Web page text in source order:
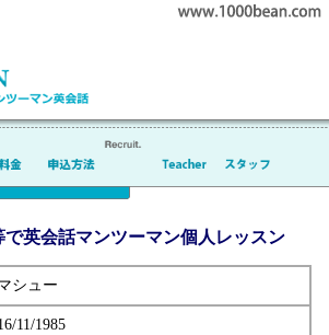
で英会話マンツーマン個人レッスン
シュー
11/1985